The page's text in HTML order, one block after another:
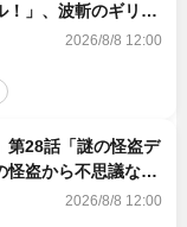
！」、波斬のギリコ
できた！2026/8/8 12:00
第28話「謎の怪盗デ
怪盗から不思議な予
2026/8/8 12:00